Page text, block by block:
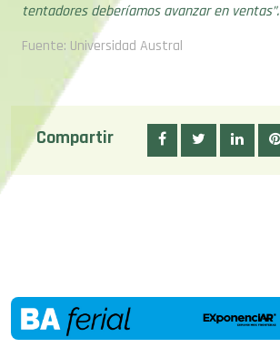
tentadores deberíamos avanzar en ventas”.
Fuente: Universidad Austral
Compartir